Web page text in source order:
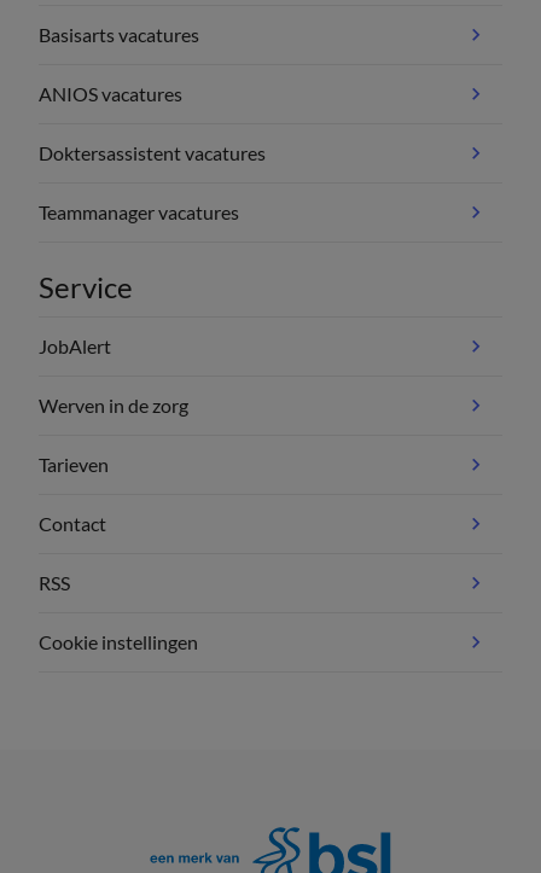
Basisarts vacatures
ANIOS vacatures
Doktersassistent vacatures
Teammanager vacatures
Service
JobAlert
Werven in de zorg
Tarieven
Contact
RSS
Cookie instellingen